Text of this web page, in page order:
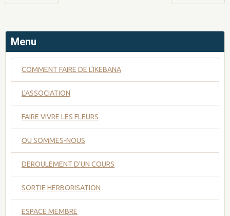
Menu
COMMENT FAIRE DE L'IKEBANA
L'ASSOCIATION
FAIRE VIVRE LES FLEURS
OU SOMMES-NOUS
DEROULEMENT D'UN COURS
SORTIE HERBORISATION
ESPACE MEMBRE